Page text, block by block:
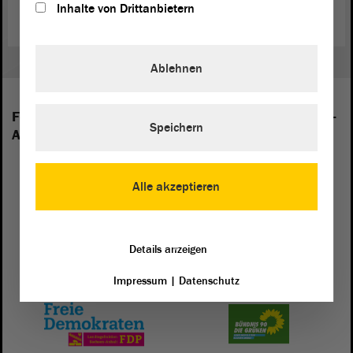
Folgende Fraktionen sind im Landtag von Sachsen-
Anhalt vertreten:
Inhalte von Drittanbietern
Alle akzeptieren
Ablehnen
Speichern
Details anzeigen
Impressum| Datenschutz